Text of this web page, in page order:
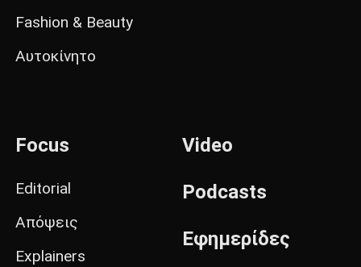
Fashion & Beauty
Αυτοκίνητο
Focus
Editorial
Απόψεις
Explainers
Video
Podcasts
Εφημερίδες